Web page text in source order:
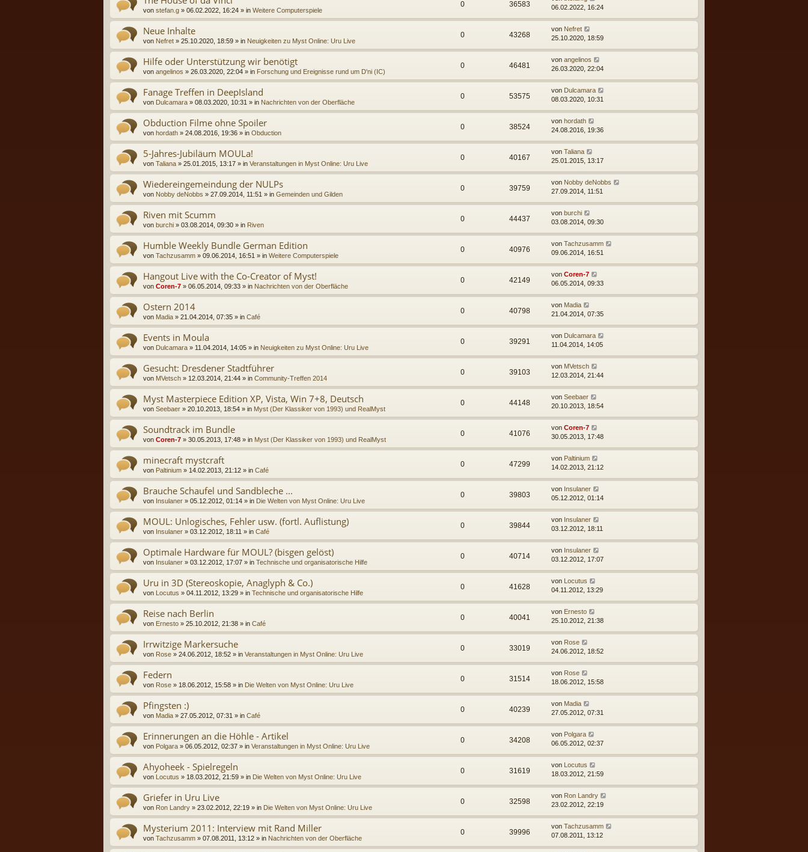
von stefan.g » 06.02.2022, 16:24 » in Weitere Computerspiele
0 36583
06.02.2022, 16:24
Neue Inhalte
von Nefret » 25.10.2020, 18:59 » in Neuigkeiten zu Myst Online: Uru Live
0 43268
von Nefret
25.10.2020, 18:59
Hilfe oder Unterstützung wir benötigt
von angelinos » 26.03.2020, 22:04 » in Forschung und Ereignisse rund um D'ni (IC)
0 46481
von angelinos
26.03.2020, 22:04
Fanage Treffen in DeepIsland
von Dulcamara » 08.03.2020, 10:31 » in Nachrichten von der Oberfläche
0 53575
von Dulcamara
08.03.2020, 10:31
Obduction Filme ohne Spoiler
von hordath » 24.08.2016, 19:36 » in Obduction
0 38524
von hordath
24.08.2016, 19:36
5-Jahres-Jubiläum MOULa!
von Taliana » 25.01.2015, 13:17 » in Veranstaltungen in Myst Online: Uru Live
0 40167
von Taliana
25.01.2015, 13:17
Wiedereingemeindung der NULPs
von Nobby deNobbs » 27.09.2014, 11:51 » in Gemeinden und Gilden
0 39759
von Nobby deNobbs
27.09.2014, 11:51
Riven mit Scumm
von burchi » 03.08.2014, 09:30 » in Riven
0 44437
von burchi
03.08.2014, 09:30
Humble Weekly Bundle German Edition
von Tachzusamm » 09.06.2014, 16:51 » in Weitere Computerspiele
0 40976
von Tachzusamm
09.06.2014, 16:51
Hangout Live with the Co-Creator of Myst!
von Coren-7 » 06.05.2014, 09:33 » in Nachrichten von der Oberfläche
0 42149
von Coren-7
06.05.2014, 09:33
Ostern 2014
von Madia » 21.04.2014, 07:35 » in Café
0 40798
von Madia
21.04.2014, 07:35
Events in Moula
von Dulcamara » 11.04.2014, 14:05 » in Neuigkeiten zu Myst Online: Uru Live
0 39291
von Dulcamara
11.04.2014, 14:05
Gesucht: Dresdener Stadtführer
von MVetsch » 12.03.2014, 21:44 » in Community-Treffen 2014
0 39103
von MVetsch
12.03.2014, 21:44
Myst Masterpiece Edition XP, Vista, Win 7+8, Deutsch
von Seebaer » 20.10.2013, 18:54 » in Myst (Der Klassiker von 1993) und RealMyst
0 44148
von Seebaer
20.10.2013, 18:54
Soundtrack im Bundle
von Coren-7 » 30.05.2013, 17:48 » in Myst (Der Klassiker von 1993) und RealMyst
0 41076
von Coren-7
30.05.2013, 17:48
minecraft mystcraft
von Paltinium » 14.02.2013, 21:12 » in Café
0 47299
von Paltinium
14.02.2013, 21:12
Brauche Schaufel und Sandbleche ...
von Insulaner » 05.12.2012, 01:14 » in Die Welten von Myst Online: Uru Live
0 39803
von Insulaner
05.12.2012, 01:14
MOUL: Unlogisches, Fehler usw. (fortl. Auflistung)
von Insulaner » 03.12.2012, 18:11 » in Café
0 39844
von Insulaner
03.12.2012, 18:11
Optimale Hardware für MOUL? (bisgen gelöst)
von Insulaner » 03.12.2012, 17:07 » in Technische und organisatorische Hilfe
0 40714
von Insulaner
03.12.2012, 17:07
Uru in 3D (Stereoskopie, Anaglyph & Co.)
von Locutus » 04.11.2012, 13:29 » in Technische und organisatorische Hilfe
0 41628
von Locutus
04.11.2012, 13:29
Reise nach Berlin
von Ernesto » 25.10.2012, 21:38 » in Café
0 40041
von Ernesto
25.10.2012, 21:38
Irrwitzige Markersuche
von Rose » 24.06.2012, 18:52 » in Veranstaltungen in Myst Online: Uru Live
0 33019
von Rose
24.06.2012, 18:52
Federn
von Rose » 18.06.2012, 15:58 » in Die Welten von Myst Online: Uru Live
0 31514
von Rose
18.06.2012, 15:58
Pfingsten :)
von Madia » 27.05.2012, 07:31 » in Café
0 40239
von Madia
27.05.2012, 07:31
Erinnerungen an die Höhle - Artikel
von Polgara » 06.05.2012, 02:37 » in Veranstaltungen in Myst Online: Uru Live
0 34208
von Polgara
06.05.2012, 02:37
Ahyoheek - Spielregeln
von Locutus » 18.03.2012, 21:59 » in Die Welten von Myst Online: Uru Live
0 31619
von Locutus
18.03.2012, 21:59
Griefer in Uru Live
von Ron Landry » 23.02.2012, 22:19 » in Die Welten von Myst Online: Uru Live
0 32598
von Ron Landry
23.02.2012, 22:19
Mysterium 2011: Interview mit Rand Miller
von Tachzusamm » 07.08.2011, 13:12 » in Nachrichten von der Oberfläche
0 39996
von Tachzusamm
07.08.2011, 13:12